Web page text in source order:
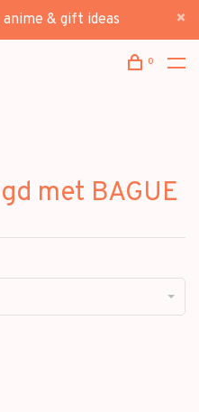
& gift ideas
0
met BAGUE